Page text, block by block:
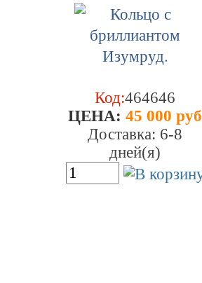
Код:464646
ЦEHA: 45 000 руб
Доставка: 6-8
дней(я)